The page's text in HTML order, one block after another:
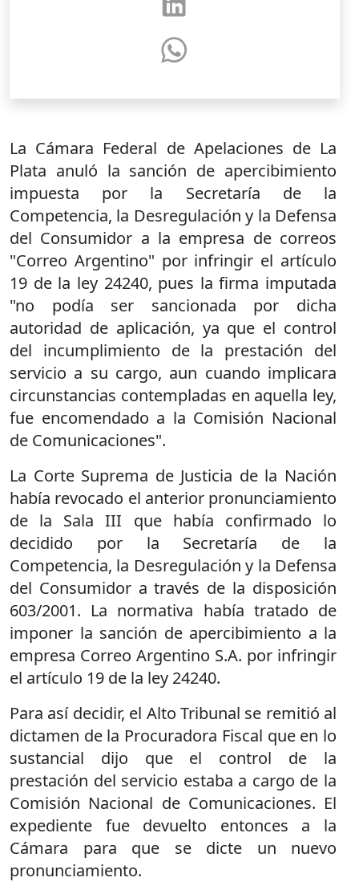
La Cámara Federal de Apelaciones de La
Plata anuló la sanción de apercibimiento
impuesta por la Secretaría de la
Competencia, la Desregulación y la Defensa
del Consumidor a la empresa de correos
"Correo Argentino" por infringir el artículo
19 de la ley 24240, pues la firma imputada
"no podía ser sancionada por dicha
autoridad de aplicación, ya que el control
del incumplimiento de la prestación del
servicio a su cargo, aun cuando implicara
circunstancias contempladas en aquella ley,
fue encomendado a la Comisión Nacional
de Comunicaciones".
La Corte Suprema de Justicia de la Nación
había revocado el anterior pronunciamiento
de la Sala III que había confirmado lo
decidido por la Secretaría de la
Competencia, la Desregulación y la Defensa
del Consumidor a través de la disposición
603/2001. La normativa había tratado de
imponer la sanción de apercibimiento a la
empresa Correo Argentino S.A. por infringir
el artículo 19 de la ley 24240.
Para así decidir, el Alto Tribunal se remitió al
dictamen de la Procuradora Fiscal que en lo
sustancial dijo que el control de la
prestación del servicio estaba a cargo de la
Comisión Nacional de Comunicaciones. El
expediente fue devuelto entonces a la
Cámara para que se dicte un nuevo
pronunciamiento.